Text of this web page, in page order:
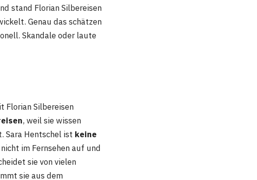
stand Florian Silbereisen
Genau das schätzen
Skandale oder laute
Florian Silbereisen
, weil sie wissen
Sara Hentschel ist keine
im Fernsehen auf und
sie von vielen
sie aus dem